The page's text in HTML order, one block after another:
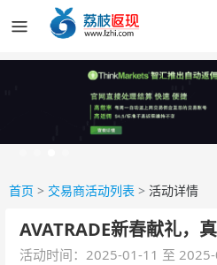
首页 > 交易商活动列表 > 活动详情
AVATRADE新春献礼，
活动时间：2025-01-11 至